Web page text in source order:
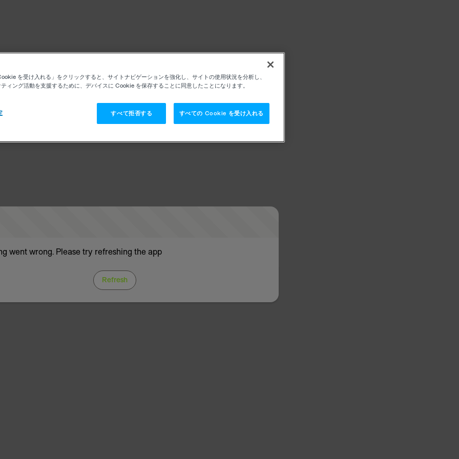
went wrong. Please try refreshing the app
Refresh
を受け入れる」をクリックすると、サイトナビゲーションを強化し、サイトの使用状況を分析し、
ィング活動を支援するために、デバイスに Cookie を保存することに同意したことになります。
すべて拒否する すべての Cookie を受け入れる